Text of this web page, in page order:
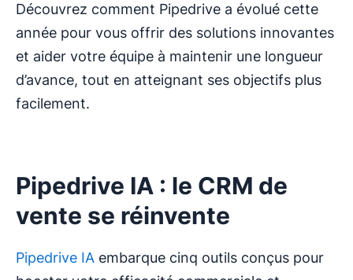
Découvrez comment Pipedrive a évolué cette
année pour vous offrir des solutions innovantes
et aider votre équipe à maintenir une longueur
d’avance, tout en atteignant ses objectifs plus
facilement.
Pipedrive IA : le CRM de
vente se réinvente
Pipedrive IA embarque cinq outils conçus pour